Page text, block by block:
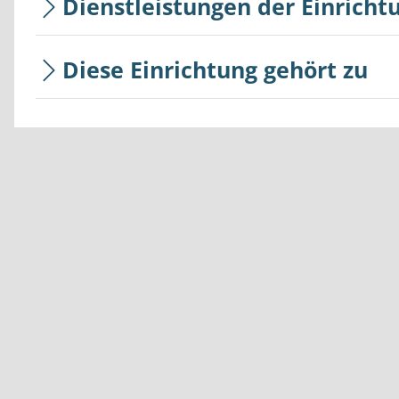
Dienstleistungen der
Diese Einrichtung gehört zu